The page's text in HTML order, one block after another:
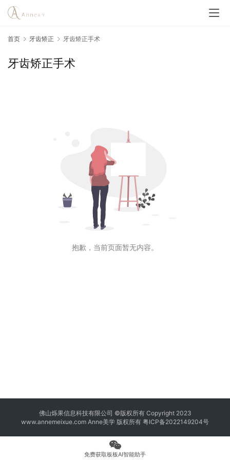
首页 牙齿矫正 牙齿矫正手术
牙齿矫正手术
抱歉，当前页面暂无内容。
佛山烁果信息科技有限公司 ©版权所有 Copyright 2023
www.annemeixue.com Anne美学 版权所有 粤ICP备2022149204号
免费获取板板AI智能助手